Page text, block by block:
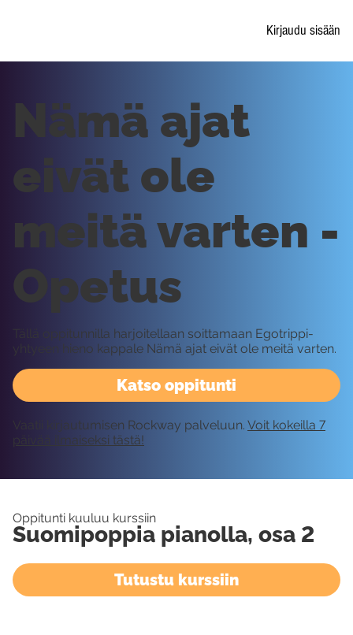
Kirjaudu sisään
Katso oppitunti
Nämä ajat
eivät ole
meitä varten -
Opetus
Tällä oppitunnilla harjoitellaan soittamaan Egotrippi-
yhtyeen hieno kappale Nämä ajat eivät ole meitä varten.
Vaatii kirjautumisen Rockway palveluun. Voit kokeilla 7
päivää ilmaiseksi tästä!
Oppitunti kuuluu kurssiin
Suomipoppia pianolla, osa 2
Tutustu kurssiin